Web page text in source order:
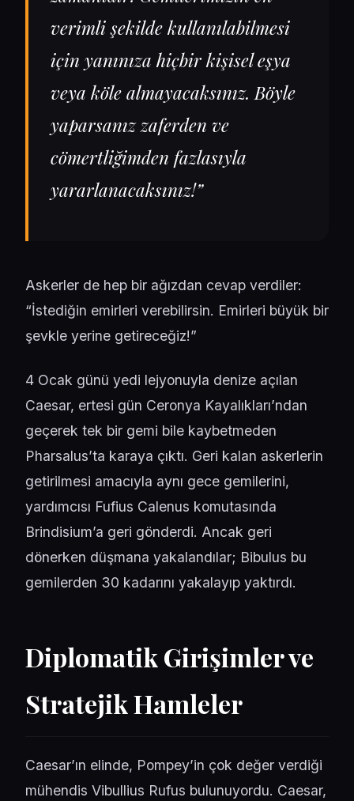
verimli şekilde kullanılabilmesi
için yanınıza hiçbir kişisel eşya
veya köle almayacaksınız. Böyle
yaparsanız zaferden ve
cömertliğimden fazlasıyla
yararlanacaksınız!”
Askerler de hep bir ağızdan cevap verdiler:
“İstediğin emirleri verebilirsin. Emirleri büyük bir
şevkle yerine getireceğiz!”
4 Ocak günü yedi lejyonuyla denize açılan
Caesar, ertesi gün Ceronya Kayalıkları’ndan
geçerek tek bir gemi bile kaybetmeden
Pharsalus’ta karaya çıktı. Geri kalan askerlerin
getirilmesi amacıyla aynı gece gemilerini,
yardımcısı Fufius Calenus komutasında
Brindisium’a geri gönderdi. Ancak geri
dönerken düşmana yakalandılar; Bibulus bu
gemilerden 30 kadarını yakalayıp yaktırdı.
Diplomatik Girişimler ve
Stratejik Hamleler
Caesar’ın elinde, Pompey’in çok değer verdiği
mühendis Vibullius Rufus bulunuyordu. Caesar,